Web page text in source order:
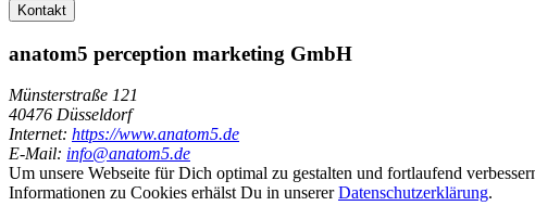
Kontakt
anatom5 perception marketing GmbH
Münsterstraße 121
40476 Düsseldorf
Internet: https://www.anatom5.de
E-Mail: info@anatom5.de
Um unsere Webseite für Dich optimal zu gestalten und fortlaufend
Informationen zu Cookies erhälst Du in unsererDatenschutzerklärung.